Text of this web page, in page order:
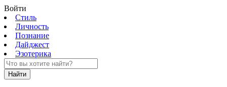
Войти
Стиль
Личность
Познание
Дайджест
Эзотерика
Найти